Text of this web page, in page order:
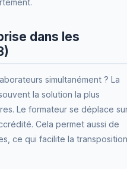
dans les
simultanément ? La
la solution la plus
Le formateur se déplace
Cela permet aussi de
ce qui facilite la transposition